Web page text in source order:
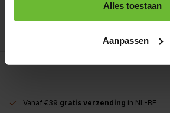
Alles toestaan
Aanpassen
Vanaf €39 gratis verzending in NL-BE